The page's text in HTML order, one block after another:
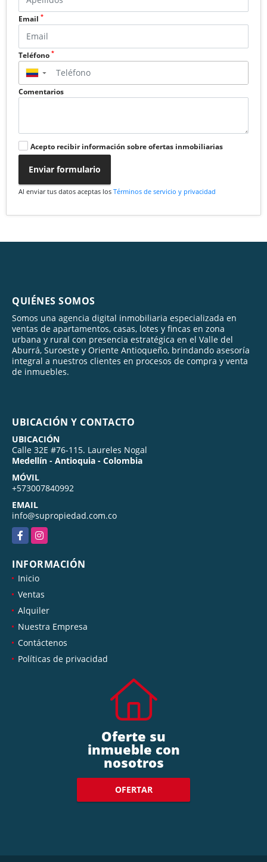
Email *
Teléfono *
▼
Comentarios
Acepto recibir información sobre ofertas inmobiliarias
Enviar formulario
Al enviar tus datos aceptas los Términos de servicio y privacidad
QUIÉNES SOMOS
Somos una agencia digital inmobiliaria especializada en
ventas de apartamentos, casas, lotes y fincas en zona
urbana y rural con presencia estratégica en el Valle del
Aburrá, Suroeste y Oriente Antioqueño, brindando asesoría
integral a nuestros clientes en procesos de compra y venta
de inmuebles.
UBICACIÓN Y CONTACTO
UBICACIÓN
Calle 32E #76-115. Laureles Nogal
Medellín - Antioquia - Colombia
MÓVIL
+573007840992
EMAIL
info@supropiedad.com.co
FacebookInstagram
INFORMACIÓN
Inicio
Ventas
Alquiler
Nuestra Empresa
Contáctenos
Políticas de privacidad
Oferte su
inmueble con
nosotros
OFERTAR